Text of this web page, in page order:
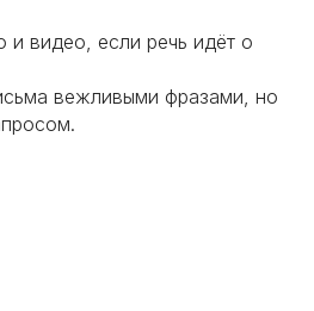
и видео, если речь идёт о
вежливыми фразами, но